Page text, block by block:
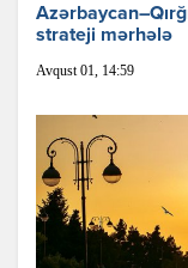
strateji mərhələ
Avqust 01, 14:59